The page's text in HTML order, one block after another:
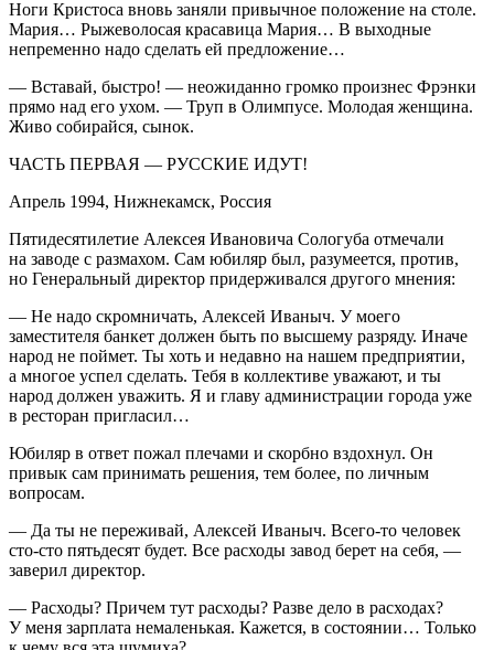
Ноги Кристоса вновь заняли привычное положение на столе.
Мария… Рыжеволосая красавица Мария… В выходные
непременно надо сделать ей предложение…
— Вставай, быстро! — неожиданно громко произнес Фрэнки
прямо над его ухом. — Труп в Олимпусе. Молодая женщина.
Живо собирайся, сынок.
ЧАСТЬ ПЕРВАЯ — РУССКИЕ ИДУТ!
Апрель 1994, Нижнекамск, Россия
Пятидесятилетие Алексея Ивановича Сологуба отмечали
на заводе с размахом. Сам юбиляр был, разумеется, против,
но Генеральный директор придерживался другого мнения:
— Не надо скромничать, Алексей Иваныч. У моего
заместителя банкет должен быть по высшему разряду. Иначе
народ не поймет. Ты хоть и недавно на нашем предприятии,
а многое успел сделать. Тебя в коллективе уважают, и ты
народ должен уважить. Я и главу администрации города уже
в ресторан пригласил…
Юбиляр в ответ пожал плечами и скорбно вздохнул. Он
привык сам принимать решения, тем более, по личным
вопросам.
— Да ты не переживай, Алексей Иваныч. Всего-то человек
сто-сто пятьдесят будет. Все расходы завод берет на себя, —
заверил директор.
— Расходы? Причем тут расходы? Разве дело в расходах?
У меня зарплата немаленькая. Кажется, в состоянии… Только